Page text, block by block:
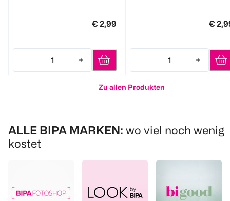
€ 2,99
1
Quantity: 1
€
1
Quantity: 1
Zu allen Produkten
ALLE BIPA MARKEN: wo viel noch wenig
kostet